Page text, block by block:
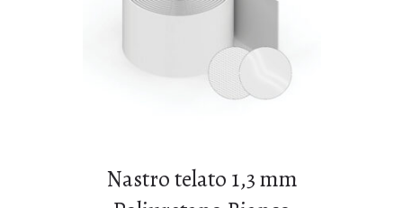
Nastro telato 1,3 mm